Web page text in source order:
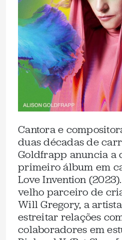
Cantora e
duas décadas de
Goldfrapp anuncia a
primeiro álbum em
Love Invention
velho parceiro de
Will Gregory, a
estreitar relações
colaboradores em